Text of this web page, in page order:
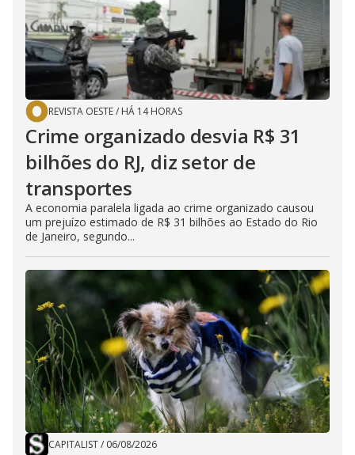
REVISTA OESTE/ HÁ 14 HORAS
Crime organizado desvia R$ 31
bilhões do RJ, diz setor de
transportes
A economia paralela ligada ao crime organizado causou
um prejuízo estimado de R$ 31 bilhões ao Estado do Rio
de Janeiro, segundo...
CAPITALIST/ 06/08/2026